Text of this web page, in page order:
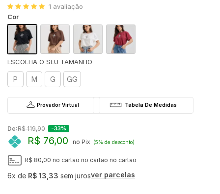
1 avaliação
Cor
P M G GG
Provador Virtual
De:R$ 119,90 -33%
R$ 76,00 no Pix (5% de desconto)
R$ 80,00 no cartão no cartão no cartão
6x de R$ 13,33 sem jurosver parcelas